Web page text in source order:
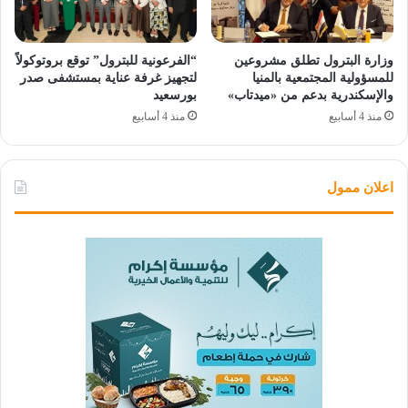
وزارة البترول تطلق مشروعين
للمسؤولية المجتمعية بالمنيا
والإسكندرية بدعم من «ميدتاب»
منذ 4 أسابيع
“الفرعونية للبترول” توقع بروتوكولاً
لتجهيز غرفة عناية بمستشفى صدر
بورسعيد
منذ 4 أسابيع
اعلان ممول